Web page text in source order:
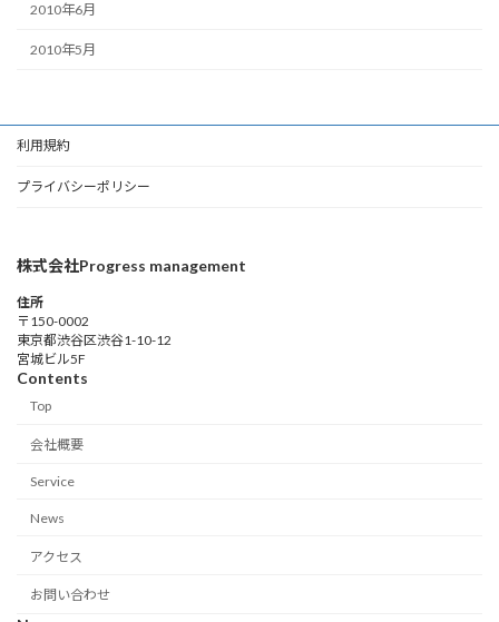
2010年6月
2010年5月
利用規約
プライバシーポリシー
株式会社Progress management
住所
〒150-0002
東京都渋谷区渋谷1-10-12
宮城ビル5F
Contents
Top
会社概要
Service
News
アクセス
お問い合わせ